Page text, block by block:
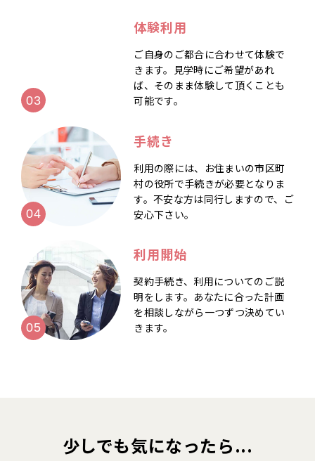
体験利用
ご自身のご都合に合わせて体験で
きます。見学時にご希望があれ
ば、そのまま体験して頂くことも
可能です。
手続き
利用の際には、お住まいの市区町
村の役所で手続きが必要となりま
す。不安な方は同行しますので、ご
安心下さい。
利用開始
契約手続き、利用についてのご説
明をします。あなたに合った計画
を相談しながら一つずつ決めてい
きます。
少しでも気になったら...